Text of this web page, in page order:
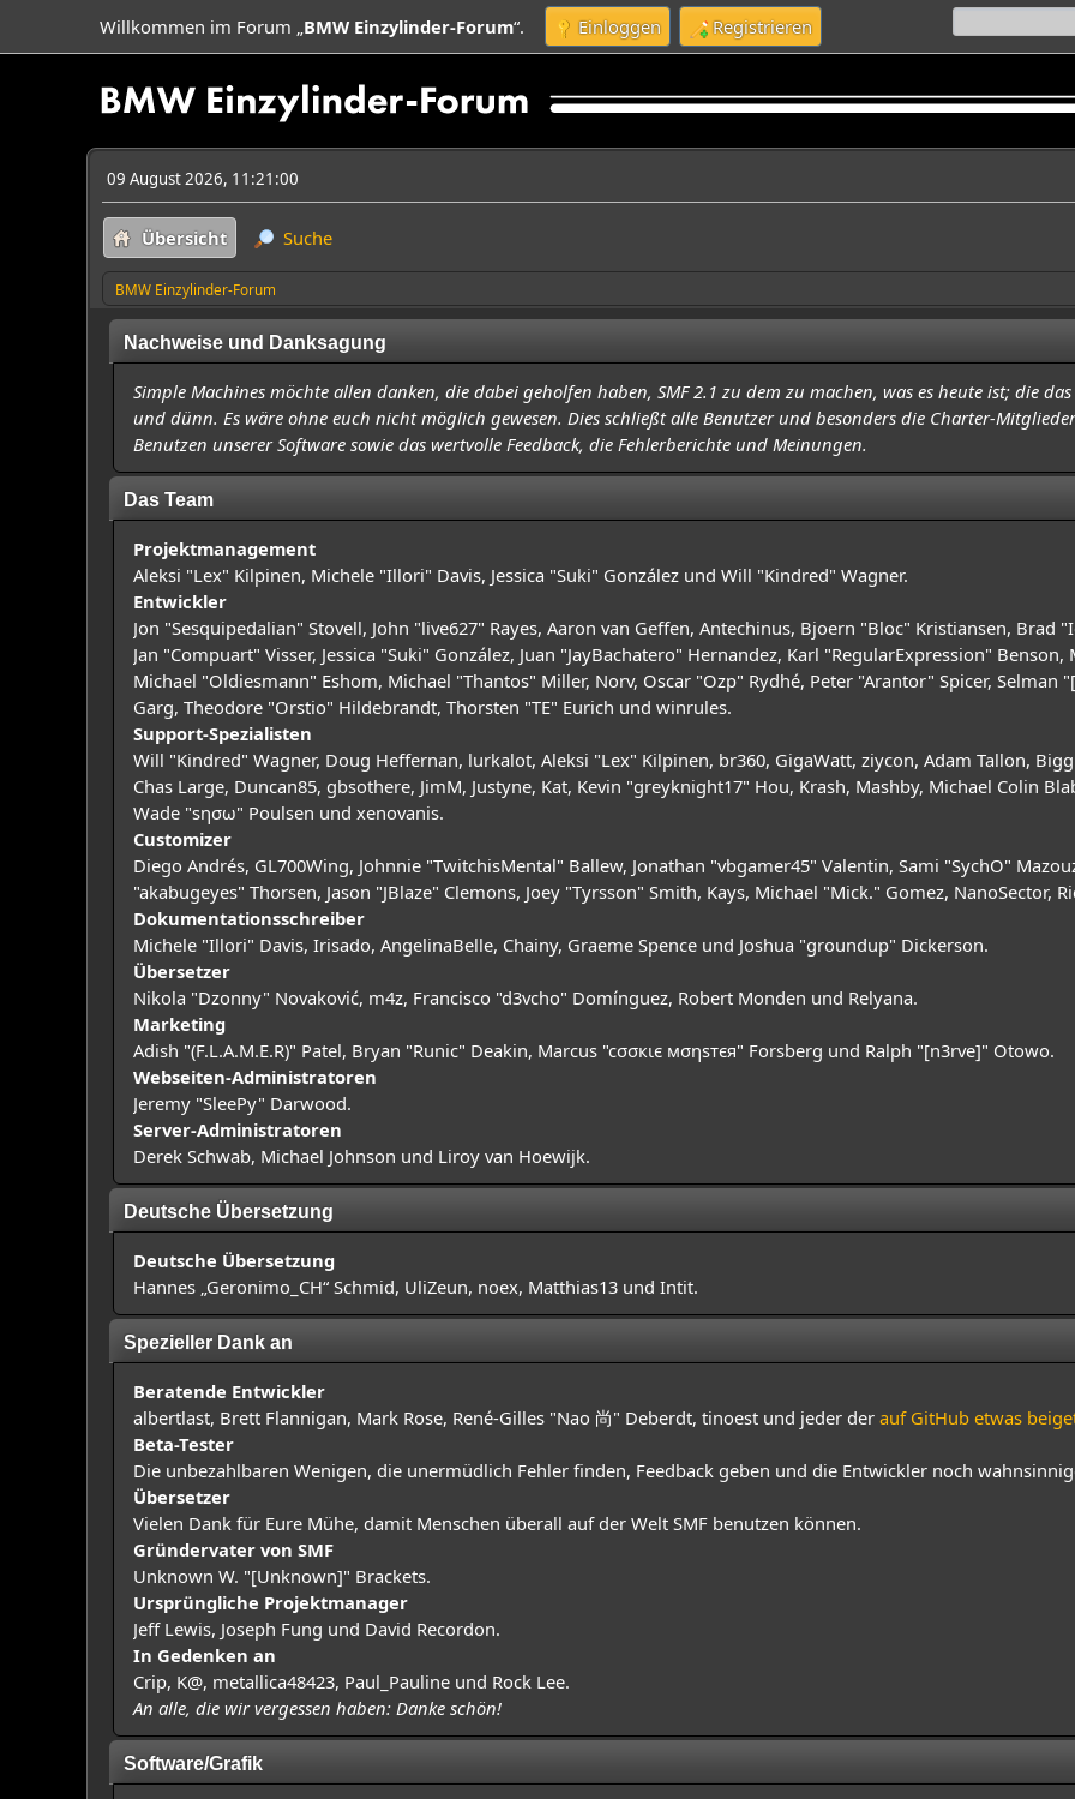
Willkommen im Forum „BMW Einzylinder-Forum“. Einloggen Registrieren
09 August 2026, 11:21:00
Übersicht Suche
BMW Einzylinder-Forum
Nachweise und Danksagung
Simple Machines möchte allen danken, die dabei geholfen haben, SMF 2.1 zu dem zu machen, was es heute ist; die
und dünn. Es wäre ohne euch nicht möglich gewesen. Dies schließt alle Benutzer und besonders die Charter-
Benutzen unserer Software sowie das wertvolle Feedback, die Fehlerberichte und Meinungen.
Das Team
Projektmanagement
Aleksi "Lex" Kilpinen, Michele "Illori" Davis, Jessica "Suki" González und Will "Kindred" Wagner.
Entwickler
Jon "Sesquipedalian" Stovell, John "live627" Rayes, Aaron van Geffen, Antechinus, Bjoern "Bloc" Kristiansen,
Jan "Compuart" Visser, Jessica "Suki" González, Juan "JayBachatero" Hernandez, Karl "RegularExpression"
Michael "Oldiesmann" Eshom, Michael "Thantos" Miller, Norv, Oscar "Ozp" Rydhé, Peter "Arantor" Spicer, Selman
Garg, Theodore "Orstio" Hildebrandt, Thorsten "TE" Eurich und winrules.
Support-Spezialisten
Will "Kindred" Wagner, Doug Heffernan, lurkalot, Aleksi "Lex" Kilpinen, br360, GigaWatt, ziycon, Adam Tallon,
Chas Large, Duncan85, gbsothere, JimM, Justyne, Kat, Kevin "greyknight17" Hou, Krash, Mashby, Michael Colin
Wade "sησω" Poulsen und xenovanis.
Customizer
Diego Andrés, GL700Wing, Johnnie "TwitchisMental" Ballew, Jonathan "vbgamer45" Valentin, Sami "SychO"
"akabugeyes" Thorsen, Jason "JBlaze" Clemons, Joey "Tyrsson" Smith, Kays, Michael "Mick." Gomez, NanoSector,
Dokumentationsschreiber
Michele "Illori" Davis, Irisado, AngelinaBelle, Chainy, Graeme Spence und Joshua "groundup" Dickerson.
Übersetzer
Nikola "Dzonny" Novaković, m4z, Francisco "d3vcho" Domínguez, Robert Monden und Relyana.
Marketing
Adish "(F.L.A.M.E.R)" Patel, Bryan "Runic" Deakin, Marcus "cσσкιє мσηѕтєя" Forsberg und Ralph "[n3rve]" Otowo.
Webseiten-Administratoren
Jeremy "SleePy" Darwood.
Server-Administratoren
Derek Schwab, Michael Johnson und Liroy van Hoewijk.
Deutsche Übersetzung
Deutsche Übersetzung
Hannes „Geronimo_CH“ Schmid, UliZeun, noex, Matthias13 und Intit.
Spezieller Dank an
Beratende Entwickler
albertlast, Brett Flannigan, Mark Rose, René-Gilles "Nao 尚" Deberdt, tinoest und jeder der auf GitHub etwas
Beta-Tester
Die unbezahlbaren Wenigen, die unermüdlich Fehler finden, Feedback geben und die Entwickler noch
Übersetzer
Vielen Dank für Eure Mühe, damit Menschen überall auf der Welt SMF benutzen können.
Gründervater von SMF
Unknown W. "[Unknown]" Brackets.
Ursprüngliche Projektmanager
Jeff Lewis, Joseph Fung und David Recordon.
In Gedenken an
Crip, K@, metallica48423, Paul_Pauline und Rock Lee.
An alle, die wir vergessen haben: Danke schön!
Software/Grafik